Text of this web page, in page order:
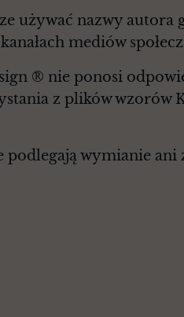
używać nazwy
mediów
® nie ponosi
z plików wzorów
wymianie ani